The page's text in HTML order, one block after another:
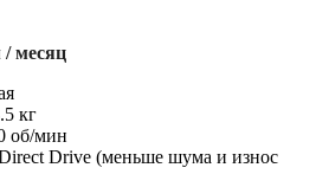
/ месяц
кг
об/мин
Drive (меньше шума и износ